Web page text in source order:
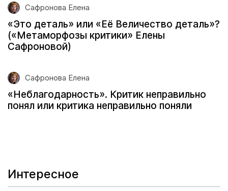
Сафронова Елена
«Это деталь» или «Её Величество деталь»?
(«Метаморфозы критики» Елены
Сафроновой)
Сафронова Елена
«Неблагодарность». Критик неправильно
понял или критика неправильно поняли
Интересное